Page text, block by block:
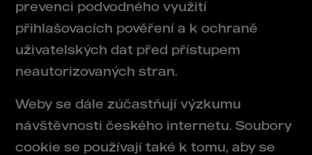
prevenci podvodného využití
přihlašovacích pověření a k ochraně
uživatelských dat před přístupem
neautorizovaných stran.
Weby se dále zúčastňují výzkumu
návštěvnosti českého internetu. Soubory
cookie se používají také k tomu, aby se